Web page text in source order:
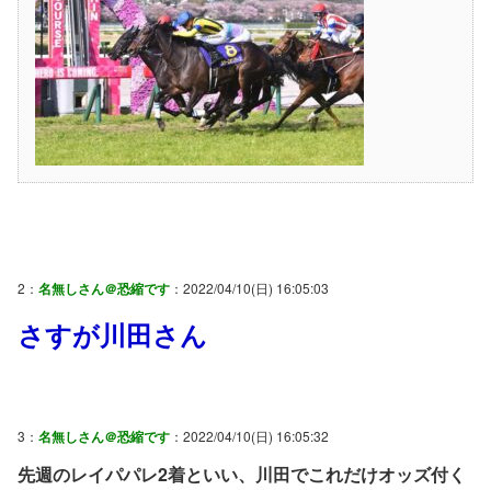
2： 名無しさん＠恐縮です ：2022/04/10(日) 16:05:03
さすが川田さん
3： 名無しさん＠恐縮です ：2022/04/10(日) 16:05:32
先週のレイパパレ2着といい、川田でこれだけオッズ付く